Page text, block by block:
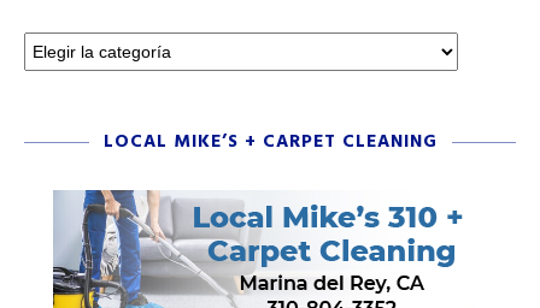
LOCAL MIKE’S + CARPET CLEANING